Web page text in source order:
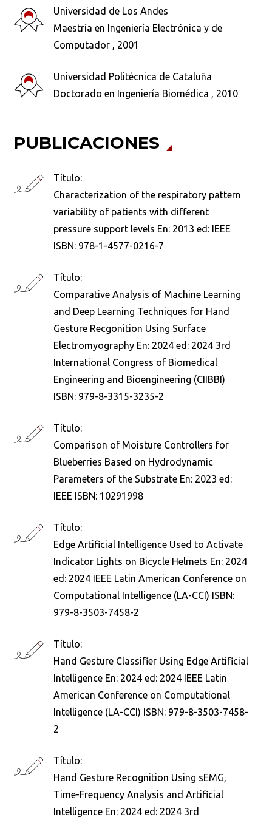
Universidad de Los Andes
Maestría en Ingeniería Electrónica y de
Computador , 2001
Universidad Politécnica de Cataluña
Doctorado en Ingeniería Biomédica , 2010
PUBLICACIONES
Título:
Characterization of the respiratory pattern
variability of patients with different
pressure support levels En: 2013 ed: IEEE
ISBN: 978-1-4577-0216-7
Título:
Comparative Analysis of Machine Learning
and Deep Learning Techniques for Hand
Gesture Recgonition Using Surface
Electromyography En: 2024 ed: 2024 3rd
International Congress of Biomedical
Engineering and Bioengineering (CIIBBI)
ISBN: 979-8-3315-3235-2
Título:
Comparison of Moisture Controllers for
Blueberries Based on Hydrodynamic
Parameters of the Substrate En: 2023 ed:
IEEE ISBN: 10291998
Título:
Edge Artificial Intelligence Used to Activate
Indicator Lights on Bicycle Helmets En: 2024
ed: 2024 IEEE Latin American Conference on
Computational Intelligence (LA-CCI) ISBN:
979-8-3503-7458-2
Título:
Hand Gesture Classifier Using Edge Artificial
Intelligence En: 2024 ed: 2024 IEEE Latin
American Conference on Computational
Intelligence (LA-CCI) ISBN: 979-8-3503-7458-
2
Título:
Hand Gesture Recognition Using sEMG,
Time-Frequency Analysis and Artificial
Intelligence En: 2024 ed: 2024 3rd
Busca en la escuela